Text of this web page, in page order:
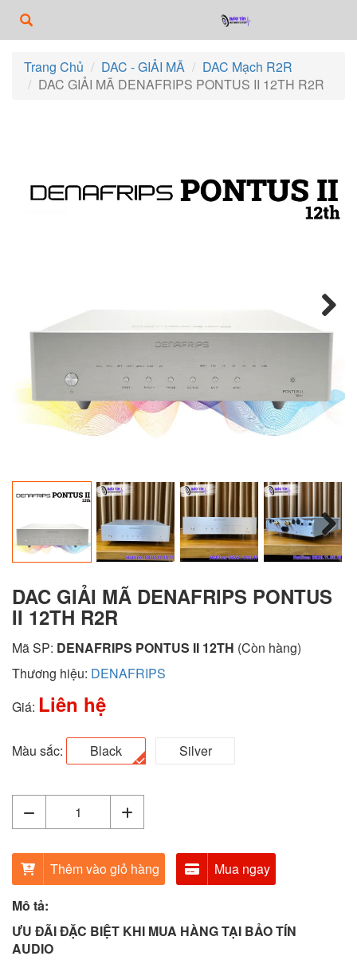
Trang Chủ DAC - GIẢI MÃ
DAC Mạch R2R
DAC GIẢI MÃ DENAFRIPS PONTUS II 12TH R2R
Next
Next
DAC GIẢI MÃ DENAFRIPS PONTUS
II 12TH R2R
Mã SP: DENAFRIPS PONTUS II 12TH (Còn hàng)
Thương hiệu: DENAFRIPS
Giá: Liên hệ
Màu sắc: Black Silver
Thêm vào giỏ hàng
Mua ngay
Mô tả:
ƯU ĐÃI ĐẶC BIỆT KHI MUA HÀNG TẠI BẢO TÍN
AUDIO